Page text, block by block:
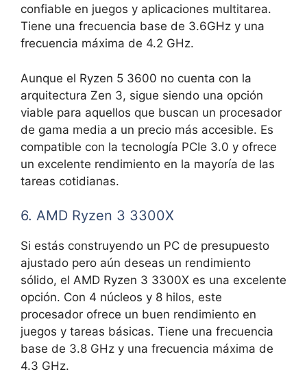
confiable en juegos y aplicaciones multitarea.
Tiene una frecuencia base de 3.6GHz y una
frecuencia máxima de 4.2 GHz.
Aunque el Ryzen 5 3600 no cuenta con la
arquitectura Zen 3, sigue siendo una opción
viable para aquellos que buscan un procesador
de gama media a un precio más accesible. Es
compatible con la tecnología PCIe 3.0 y ofrece
un excelente rendimiento en la mayoría de las
tareas cotidianas.
6. AMD Ryzen 3 3300X
Si estás construyendo un PC de presupuesto
ajustado pero aún deseas un rendimiento
sólido, el AMD Ryzen 3 3300X es una excelente
opción. Con 4 núcleos y 8 hilos, este
procesador ofrece un buen rendimiento en
juegos y tareas básicas. Tiene una frecuencia
base de 3.8 GHz y una frecuencia máxima de
4.3 GHz.